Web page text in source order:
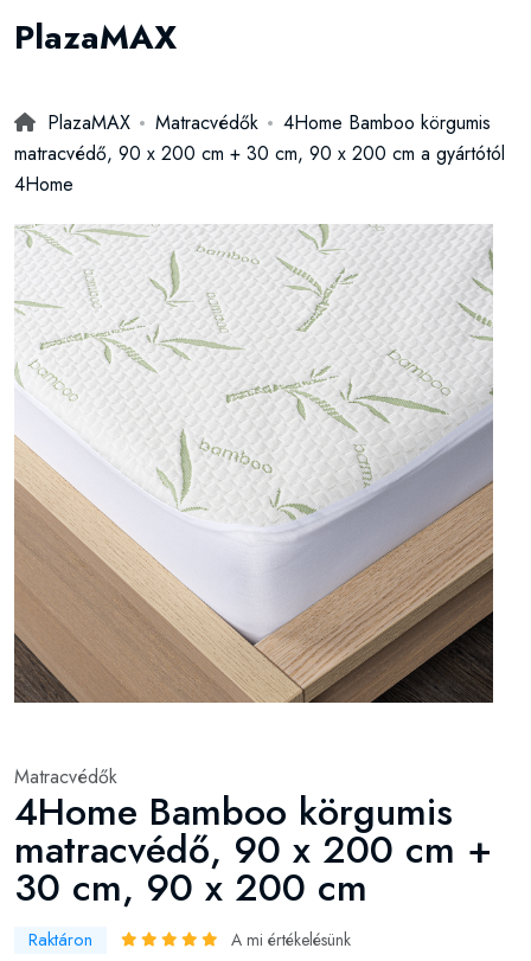
PlazaMAX
PlazaMAX Matracvédők
4Home Bamboo körgumis
matracvédő, 90 x 200 cm + 30 cm, 90 x 200 cm a gyártótól
4Home
Matracvédők
4Home Bamboo körgumis
matracvédő, 90 x 200 cm +
30 cm, 90 x 200 cm
Raktáron A mi értékelésünk